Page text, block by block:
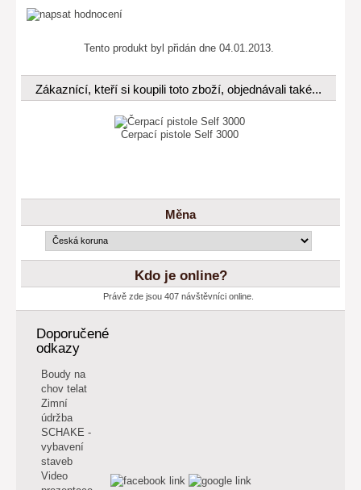
Tento produkt byl přidán dne 04.01.2013.
Zákaznící, kteří si koupili toto zboží, objednávali také...
Čerpací pistole Self 3000
Měna
Kdo je online?
Právě zde jsou 407 návštěvníci online.
Doporučené
odkazy
Boudy na
chov telat
Zimní
údržba
SCHAKE -
vybavení
staveb
Video